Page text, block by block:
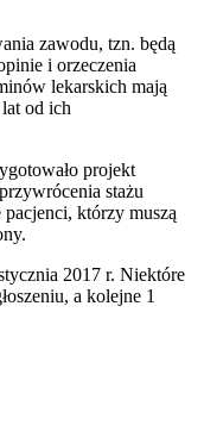
zawodu, tzn. będą
i orzeczenia
lekarskich mają
od ich
projekt
stażu
którzy muszą
2017 r. Niektóre
a kolejne 1